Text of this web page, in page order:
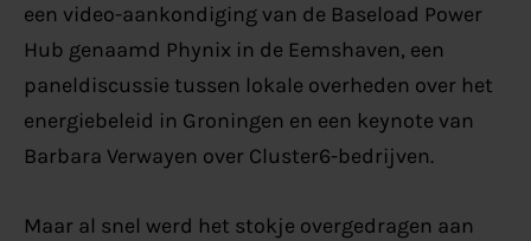
een video-aankondiging van de Baseload Power
Hub genaamd Phynix in de Eemshaven, een
paneldiscussie tussen lokale overheden over het
energiebeleid in Groningen en een keynote van
Barbara Verwayen over Cluster6-bedrijven.
Maar al snel werd het stokje overgedragen aan